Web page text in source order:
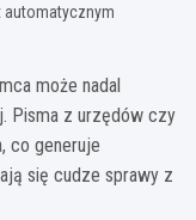
automatycznym
może nadal
Pisma z urzędów czy
co generuje
się cudze sprawy z